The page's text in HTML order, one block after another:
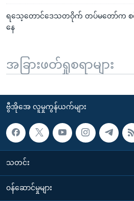
ရသေ့တောင်ဒေသတဝိုက် တပ်မတော်က စ
နေ
အခြားဖတ်ရှုစရာများ
ဗွီအိုအေ လူမှုကွန်ယက်များ
သတင်း
၀န်ဆောင်မှုများ